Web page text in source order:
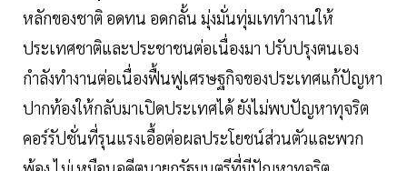
หลักของชาติ อดทน อดกลั้น มุ่งมั่นทุ่มเททำงานให้
ประเทศชาติและประชาชนต่อเนื่องมา ปรับปรุงตนเอง
กำลังทำงานต่อเนื่องฟื้นฟูเศรษฐกิจของประเทศแก้ปัญหา
ปากท้องให้กลับมาเปิดประเทศได้ ยังไม่พบปัญหาทุจริต
คอร์รัปชั่นที่รุนแรงเอื้อต่อผลประโยชน์ส่วนตัวและพวก